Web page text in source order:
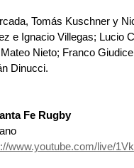
Tomás Kuschner y
e Ignacio Villegas; Lucio
Nieto; Franco
Dinucci.
Fe Rugby
www.youtube.com/live/